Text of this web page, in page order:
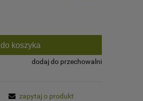
do koszyka
dodaj do przechowalni
zapytaj o produkt